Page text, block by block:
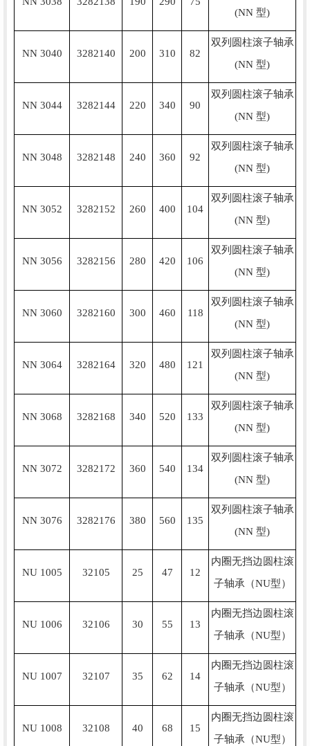
(NN 型)
NN 3040 3282140 200 310 82
双列圆柱滚子轴承
(NN 型)
NN 3044 3282144 220 340 90
双列圆柱滚子轴承
(NN 型)
NN 3048 3282148 240 360 92
双列圆柱滚子轴承
(NN 型)
NN 3052 3282152 260 400 104
双列圆柱滚子轴承
(NN 型)
NN 3056 3282156 280 420 106
双列圆柱滚子轴承
(NN 型)
NN 3060 3282160 300 460 118
双列圆柱滚子轴承
(NN 型)
NN 3064 3282164 320 480 121
双列圆柱滚子轴承
(NN 型)
NN 3068 3282168 340 520 133
双列圆柱滚子轴承
(NN 型)
NN 3072 3282172 360 540 134
双列圆柱滚子轴承
(NN 型)
NN 3076 3282176 380 560 135
双列圆柱滚子轴承
(NN 型)
NU 1005 32105 25 47 12
内圈无挡边圆柱滚
子轴承（NU型）
NU 1006 32106 30 55 13
内圈无挡边圆柱滚
子轴承（NU型）
NU 1007 32107 35 62 14
内圈无挡边圆柱滚
子轴承（NU型）
NU 1008 32108 40 68 15
内圈无挡边圆柱滚
子轴承（NU型）